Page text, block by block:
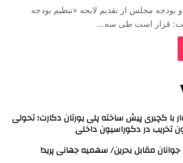
بودجه مجلس از تقدیم لایحه «تنظیم بودجه
قرار است طی سه…
با گچبری پیش ساخته پلی یورتان دکارت؛ تحولی
تخریب در دکوراسیون داخلی
مقابل بحرین/ سهمیه جهانی پرید!